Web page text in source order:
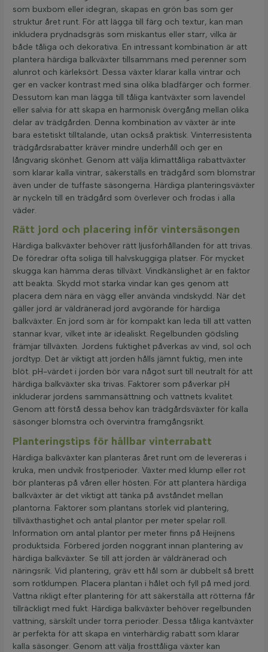
som buxbom eller idegran, skapas en grön bas som ger
struktur året runt. För att lägga till färg och textur, kan man
inkludera prydnadsgräs som miskantus eller starr, vilka är
både tåliga och dekorativa. En intressant kombination är att
plantera härdiga balkväxter tillsammans med perenner som
alunrot och kärleksört. Dessa växter klarar kalla vintrar och
ger en vacker kontrast med sina olika bladfärger och former.
Dessutom kan man lägga till tåliga kantväxter som lavendel
eller salvia för att skapa en harmonisk övergång mellan olika
delar av trädgården. Denna kombination av växter är inte
bara estetiskt tilltalande, utan också praktisk. Vinterresistenta
trädgårdsrabatter kräver mindre underhåll och ger en
långvarig skönhet. Genom att välja klimattåliga rabattväxter
som klarar kalla vintrar, säkerställs en trädgård som blomstrar
även under de tuffaste säsongerna. Härdiga planteringsväxter
är nyckeln till en trädgård som överlever och frodas i alla
väder.
Rätt jord och placering inför vintersäsongen
Härdiga balkväxter behöver rätt ljusförhållanden för att trivas.
De föredrar ofta soliga till halvskuggiga platser. För mycket
skugga kan hämma deras tillväxt. Vindkänslighet är en faktor
att beakta. Skydd mot starka vindar kan ges genom att
placera dem nära en vägg eller använda vindskydd. När det
gäller jord är väldränerad jord avgörande för härdiga
balkväxter. En jord som är för kompakt kan leda till att vatten
stannar kvar, vilket inte är idealiskt. Regelbunden gödsling
främjar tillväxten. Jordens fuktighet påverkas av vind, sol och
jordtyp. Det är viktigt att jorden hålls jämnt fuktig, men inte
blöt. pH-värdet i jorden bör vara något surt till neutralt för att
härdiga balkväxter ska trivas. Faktorer som påverkar pH
inkluderar jordens sammansättning och vattnets kvalitet.
Genom att förstå dessa behov kan trädgårdsväxter för kalla
säsonger blomstra och övervintra framgångsrikt.
Planteringstips för hållbar vinterrabatt
Härdiga balkväxter kan planteras året runt om de levereras i
kruka, men undvik frostperioder. Växter med klump eller rot
bör planteras på våren eller hösten. För att plantera härdiga
balkväxter är det viktigt att tänka på avståndet mellan
plantorna. Faktorer som plantans storlek vid plantering,
tillväxthastighet och antal plantor per meter spelar roll.
Information om antal plantor per meter finns på Heijnens
produktsida. Förbered jorden noggrant innan plantering av
härdiga balkväxter. Se till att jorden är väldränerad och
näringsrik. Vid plantering, gräv ett hål som är dubbelt så brett
som rotklumpen. Placera plantan i hålet och fyll på med jord.
Vattna rikligt efter plantering för att säkerställa att rötterna får
tillräckligt med fukt. Härdiga balkväxter behöver regelbunden
vattning, särskilt under torra perioder. Dessa tåliga kantväxter
är perfekta för att skapa en vinterhärdig rabatt som klarar
kalla säsonger. Genom att välja frosttåliga växter kan